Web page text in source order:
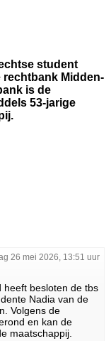
student
rechtbank Midden-
is de
53-jarige
26 mei 2026, 13:51 uur
heeft besloten de tbs
Nadia van de
Volgens de
en kan de
maatschappij.